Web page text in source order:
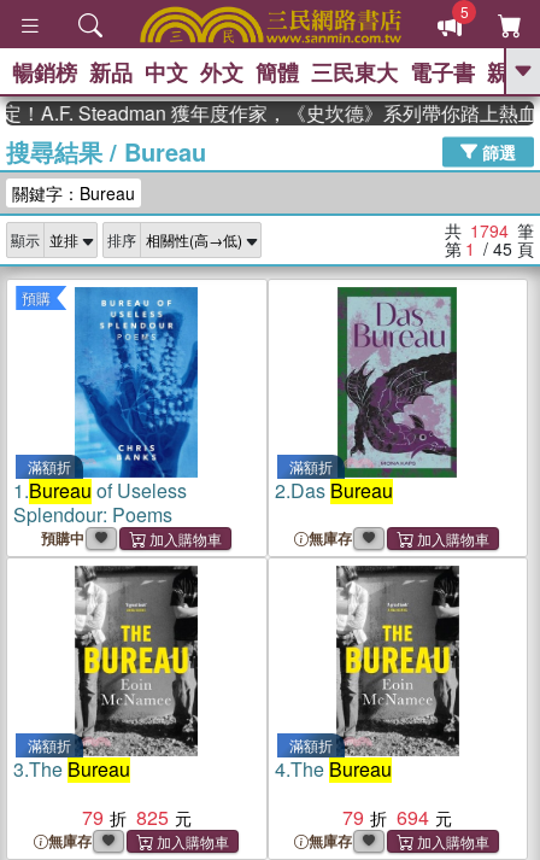
5
GO
The Odyssey 、
父親節 、 如果歷史是一群喵 、 暑期
念華 、 台灣的李登輝時代 、 數學女
孩：黎曼猜想
偉大的迷走神經
暢銷榜 新品 中文 外文 簡體 三民東大 電子書 親子
Steadman 獲年度作家，《史坎德》系列帶你踏上熱血奇幻
搜尋結果/ Bureau
篩選
關鍵字：Bureau
顯示 排序 共 1794 筆
第 1 / 45 頁
預購
滿額折
1.Bureau of Useless
Splendour: Poems
預購中
滿額折
2.Das Bureau
無庫存
滿額折
3.The Bureau
79
825
無庫存
滿額折
4.The Bureau
79
694
無庫存